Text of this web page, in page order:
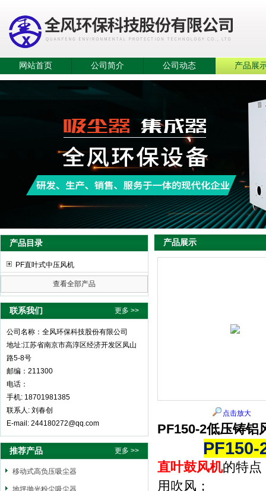
网站首页 公司简介 公司动态 产品展
产品目录
PF直叶式中压风机
查看全部产品
联系我们 更多 >>
公司名称：全风环保科技股份有限公司
地址:江苏省南京市高淳区经济开发区凤山
路5-8号
邮编：211300
电话：
手机: 18701981385
联系人: 刘春创
E-mail: 244180272@qq.com
推荐产品 更多 >>
移动式高负压吸尘器
地坪抛光粉尘吸尘器
产品展示
点击放大
PF150-2低压铸铝
PF150-
直叶鼓风机的特点
用吹风；